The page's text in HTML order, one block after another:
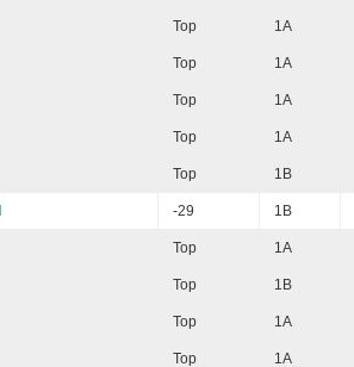
Top 1A
Top 1A
Top 1A
Top 1A
Top 1B
-29 1B
Top 1A
Top 1B
Top 1A
Top 1A